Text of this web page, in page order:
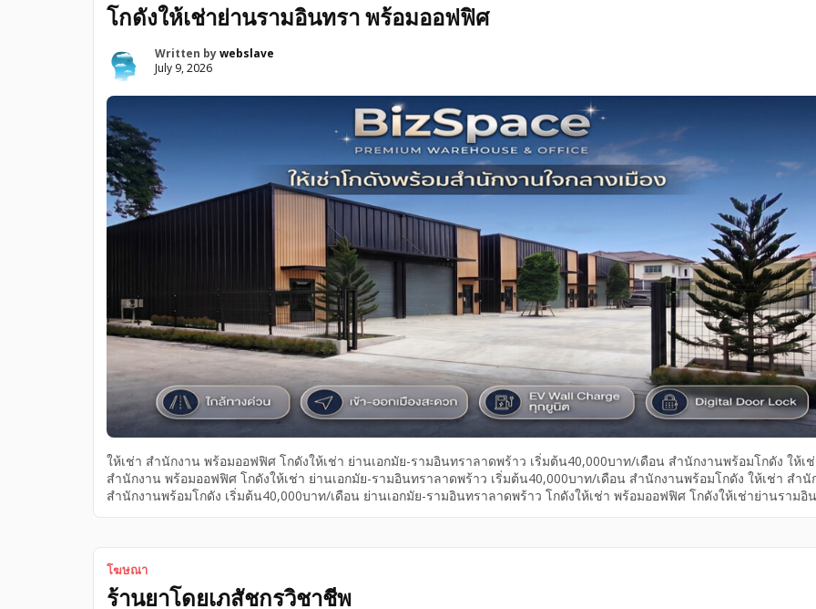
โกดังให้เช่าย่านรามอินทรา พร้อมออฟฟิศ
Written bywebslave
July 9, 2026
ให้เช่า สำนักงาน พร้อมออฟฟิศ โกดังให้เช่า ย่านเอกมัย-รามอินทราลาดพร้าว เริ่มต้น40,000บาท/เดือน สำนักงานพร้อมโกดัง ให้เ
สำนักงาน พร้อมออฟฟิศ โกดังให้เช่า ย่านเอกมัย-รามอินทราลาดพร้าว เริ่มต้น40,000บาท/เดือน สำนักงานพร้อมโกดัง ให้เช่า สำนั
สำนักงานพร้อมโกดัง เริ่มต้น40,000บาท/เดือน ย่านเอกมัย-รามอินทราลาดพร้าว โกดังให้เช่า พร้อมออฟฟิศ โกดังให้เช่าย่านรามอิ
โฆษณา
ร้านยาโดยเภสัชกรวิชาชีพ